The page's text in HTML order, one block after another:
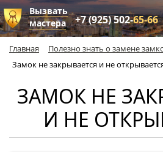
Вызвать
мастера
+7 (925) 502-65-66
Главная
Полезно знать о замене
Замок не закрывается и не
ЗАМОК НЕ
И НЕ